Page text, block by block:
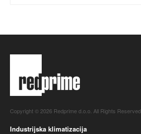
Copyright © 2026 Redprime d.o.o. All Rights Reserved.
Industrijska klimatizacija